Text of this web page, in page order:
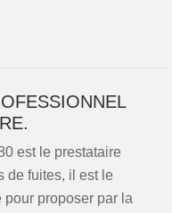
est le prestataire
de fuites, il est le
proposer par la